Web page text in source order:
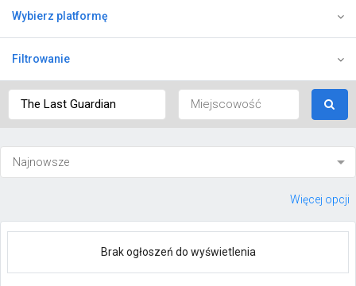
Wybierz platformę
Filtrowanie
Więcej opcji
Brak ogłoszeń do wyświetlenia